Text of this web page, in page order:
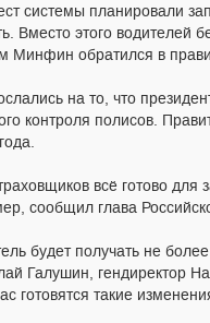
системы планировали
Вместо этого водителей
Минфин обратился в
на то, что
контроля полисов.
всё готово
сообщил глава
будет получать не
Галушин, гендиректор
готовятся такие